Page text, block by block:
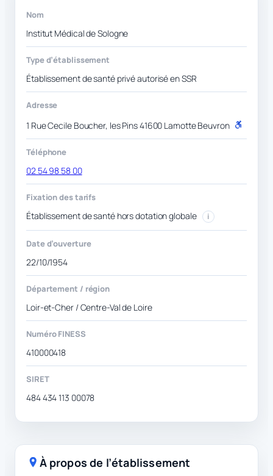
Nom
Institut Médical de Sologne
Type d’établissement
Établissement de santé privé autorisé en SSR
Adresse
1 Rue Cecile Boucher, les Pins 41600 Lamotte Beuvron
P
M
Téléphone
02 54 98 58 00
Fixation des tarifs
Établissement de santé hors dotation globale i
Date d’ouverture
22/10/1954
Département / région
Loir-et-Cher / Centre-Val de Loire
Numéro FINESS
410000418
SIRET
484 434 113 00078
À propos de l’établissement